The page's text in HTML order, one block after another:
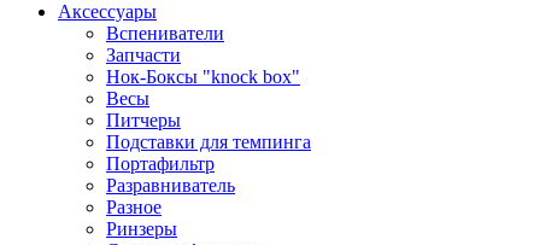
Аксессуары
Вспениватели
Запчасти
Нок-Боксы "knock box"
Весы
Питчеры
Подставки для темпинга
Портафильтр
Разравниватель
Разное
Ринзеры